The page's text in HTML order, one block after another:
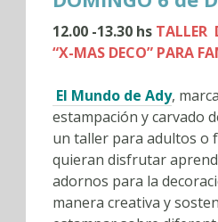
12.00 -13.30 hs TALLER
“X-MAS DECO” PARA
El Mundo de Ady,
estampación y carvado
un taller para adultos o
quieran disfrutar
adornos para la
manera creativa y